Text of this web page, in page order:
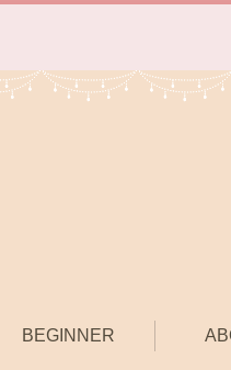
BEGINNER